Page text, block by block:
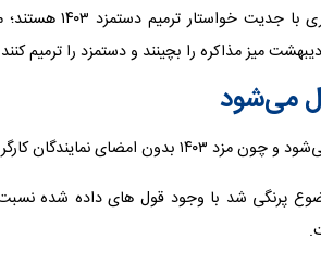
عضو کارگری شورای‌عالی
میز مذاکره را بچینند و دستمزد را ترمیم
می‌شود
و ابلاغ شده، وجاهت ندارد.
پرنگی شد با وجود قول های داده شده نسبت